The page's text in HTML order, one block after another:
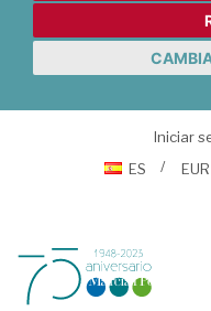
Iniciar
ES
EUR